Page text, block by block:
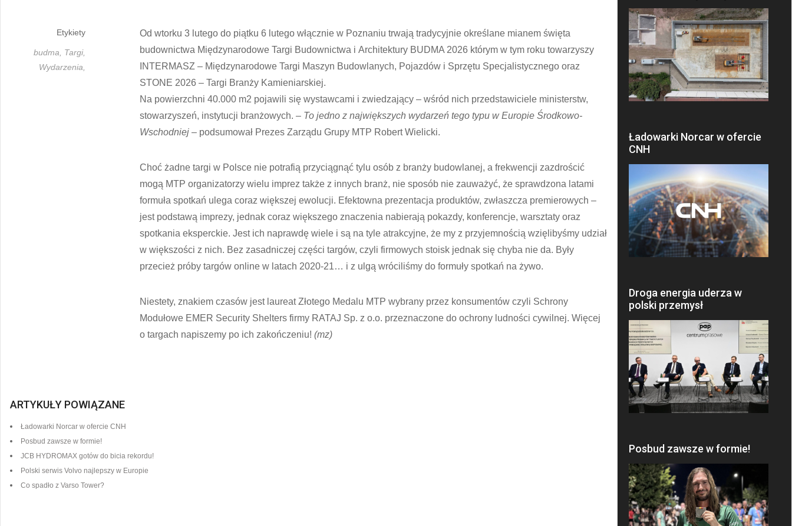
Etykiety
budma, Targi,
Wydarzenia,
Od wtorku 3 lutego do piątku 6 lutego włącznie w Poznaniu trwają tradycyjnie określane mianem święta
budownictwa Międzynarodowe Targi Budownictwa i Architektury BUDMA 2026 którym w tym roku towarzyszy
INTERMASZ – Międzynarodowe Targi Maszyn Budowlanych, Pojazdów i Sprzętu Specjalistycznego oraz
STONE 2026 – Targi Branży Kamieniarskiej.
Na powierzchni 40.000 m2 pojawili się wystawcami i zwiedzający – wśród nich przedstawiciele ministerstw,
stowarzyszeń, instytucji branżowych. – To jedno z największych wydarzeń tego typu w Europie Środkowo-
Wschodniej – podsumował Prezes Zarządu Grupy MTP Robert Wielicki.
Choć żadne targi w Polsce nie potrafią przyciągnąć tylu osób z branży budowlanej, a frekwencji zazdrościć
mogą MTP organizatorzy wielu imprez także z innych branż, nie sposób nie zauważyć, że sprawdzona latami
formuła spotkań ulega coraz większej ewolucji. Efektowna prezentacja produktów, zwłaszcza premierowych –
jest podstawą imprezy, jednak coraz większego znaczenia nabierają pokazdy, konferencje, warsztaty oraz
spotkania eksperckie. Jest ich naprawdę wiele i są na tyle atrakcyjne, że my z przyjemnością wzięlibyśmy udział
w większości z nich. Bez zasadniczej części targów, czyli firmowych stoisk jednak się chyba nie da. Były
przecież próby targów online w latach 2020-21… i z ulgą wróciliśmy do formuły spotkań na żywo.
Niestety, znakiem czasów jest laureat Złotego Medalu MTP wybrany przez konsumentów czyli Schrony
Modułowe EMER Security Shelters firmy RATAJ Sp. z o.o. przeznaczone do ochrony ludności cywilnej. Więcej
o targach napiszemy po ich zakończeniu! (mz)
ARTYKUŁY POWIĄZANE
Ładowarki Norcar w ofercie CNH
Posbud zawsze w formie!
JCB HYDROMAX gotów do bicia rekordu!
Polski serwis Volvo najlepszy w Europie
Co spadło z Varso Tower?
Ładowarki Norcar w ofercie
CNH
Droga energia uderza w
polski przemysł
Posbud zawsze w formie!